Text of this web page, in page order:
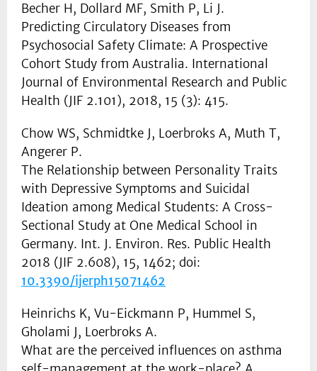
Becher H, Dollard MF, Smith P, Li J.
Predicting Circulatory Diseases from
Psychosocial Safety Climate: A Prospective
Cohort Study from Australia. International
Journal of Environmental Research and Public
Health (JIF 2.101), 2018, 15 (3): 415.
Chow WS, Schmidtke J, Loerbroks A, Muth T,
Angerer P.
The Relationship between Personality Traits
with Depressive Symptoms and Suicidal
Ideation among Medical Students: A Cross-
Sectional Study at One Medical School in
Germany. Int. J. Environ. Res. Public Health
2018 (JIF 2.608), 15, 1462; doi:
10.3390/ijerph15071462
Heinrichs K, Vu-Eickmann P, Hummel S,
Gholami J, Loerbroks A.
What are the perceived influences on asthma